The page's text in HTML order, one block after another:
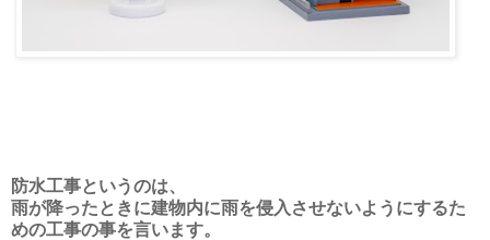
防水工事というのは、
雨が降ったときに建物内に雨を侵入させないようにするた
めの工事の事を言います。